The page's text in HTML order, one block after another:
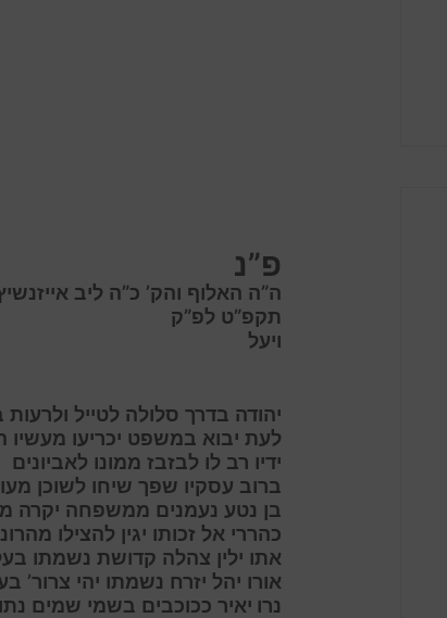
פ”נ
ה”ה האלוף והק’ כ”ה ליב
תקפ”ט לפ”ק
ויעל
יהודה בדרך סלולה לטייל ולרעות
לעת יבוא במשפט יכריעו מעשיו
ידיו רב לו לבזבז ממונו לאביונים
ברוב עסקיו שפך שיחו לשוכן
בן נטע נעמנים ממשפחה יקרה
כהררי אל זכותו יגין להצילו
אתו ילין צהלה קדושת נשמתו
אורו יהל יזרח נשמתו יהי צרור’
נרו יאיר ככוכבים בשמי שמים